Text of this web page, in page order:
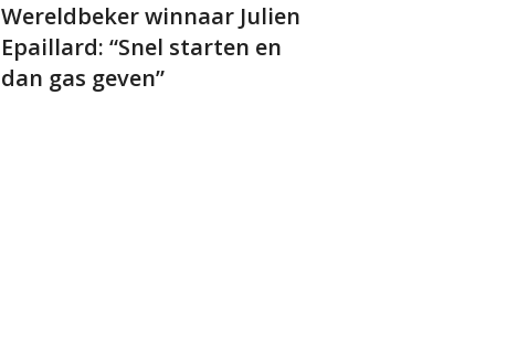
Wereldbeker winnaar Julien
Epaillard: “Snel starten en
dan gas geven”